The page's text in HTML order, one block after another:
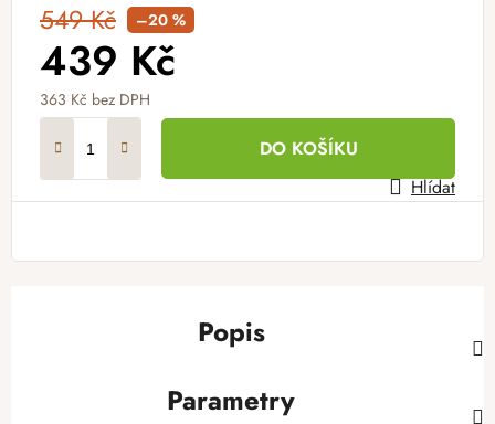
549 Kč –20 %
439 Kč
363 Kč bez DPH
DO KOŠÍKU
Hlídat
Popis
Parametry